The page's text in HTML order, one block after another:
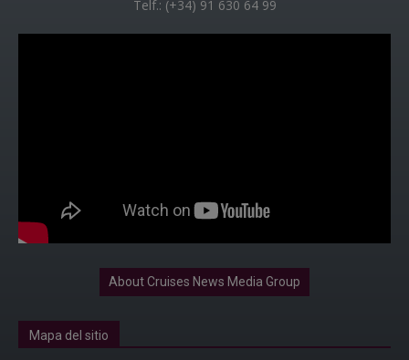
Telf.: (+34) 91 630 64 99
About Cruises News Media Group
Mapa del sitio